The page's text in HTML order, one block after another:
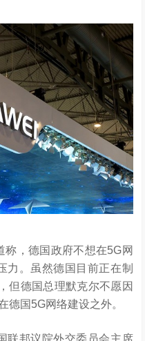
称，德国政府不想在5G网
力。虽然德国目前正在制
但德国总理默克尔不愿因
德国5G网络建设之外。
联邦议院外交委员会主席